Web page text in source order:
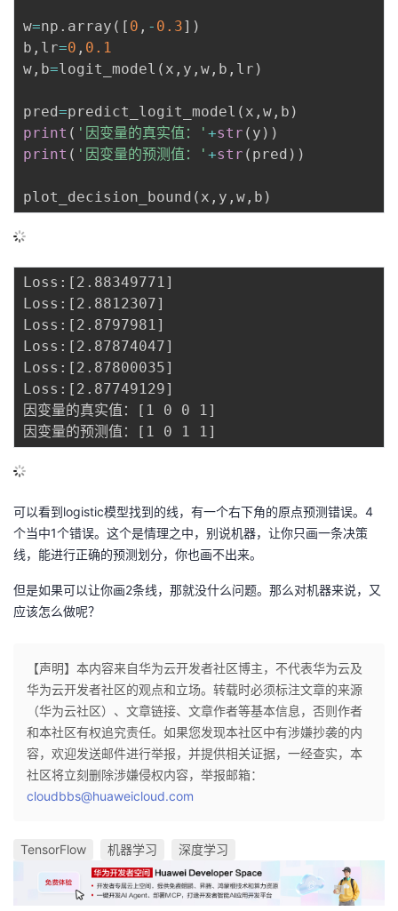
w=np . array ( [ 0 , - 0.3] )
b , lr=0 , 0.1
w , b=logit_model ( x , y , w , b , lr )
pred=predict_logit_model ( x , w , b )
print ( '因变量的真实值：' +str ( y ) )
print ( '因变量的预测值：' +str ( pred ) )
plot_decision_bound ( x , y , w , b )
Loss:[2.88349771]
Loss:[2.8812307]
Loss:[2.8797981]
Loss:[2.87874047]
Loss:[2.87800035]
Loss:[2.87749129]
因变量的真实值：[1 0 0 1]
可以看到logistic模型找到的线，有一个右下角的原点预测错误。4
个当中1个错误。这个是情理之中，别说机器，让你只画一条决策
线，能进行正确的预测划分，你也画不出来。
但是如果可以让你画2条线，那就没什么问题。那么对机器来说，又
应该怎么做呢？
【声明】本内容来自华为云开发者社区博主，不代表华为云及
华为云开发者社区的观点和立场。转载时必须标注文章的来源
（华为云社区）、文章链接、文章作者等基本信息，否则作者
和本社区有权追究责任。如果您发现本社区中有涉嫌抄袭的内
容，欢迎发送邮件进行举报，并提供相关证据，一经查实，本
社区将立刻删除涉嫌侵权内容，举报邮箱：
cloudbbs@huaweicloud.com
TensorFlow 机器学习 深度学习